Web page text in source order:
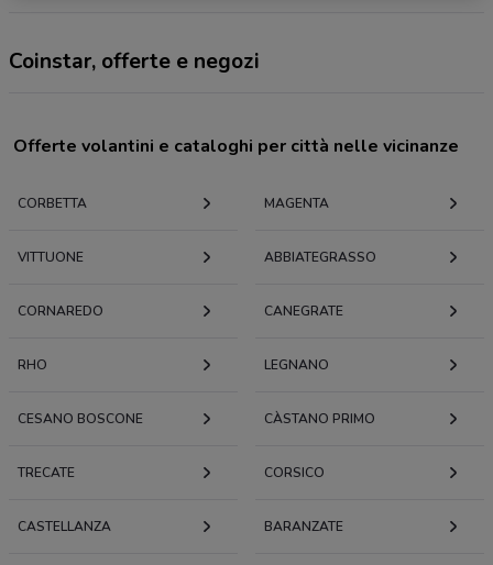
Coinstar, offerte e negozi
Offerte volantini e cataloghi per città nelle vicinanze
CORBETTA MAGENTA
VITTUONE ABBIATEGRASSO
CORNAREDO CANEGRATE
RHO LEGNANO
CESANO BOSCONE CÀSTANO PRIMO
TRECATE CORSICO
CASTELLANZA BARANZATE